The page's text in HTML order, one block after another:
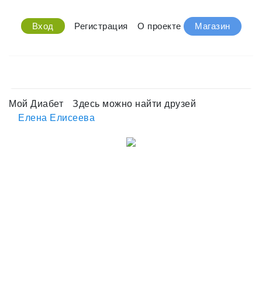
Вход Регистрация О проекте Магазин
Мой Диабет
Здесь можно найти друзей
Елена Елисеева